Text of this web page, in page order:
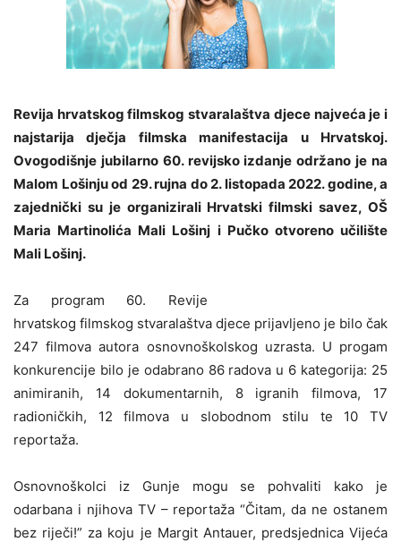
Revija hrvatskog filmskog stvaralaštva djece najveća je i
najstarija dječja filmska manifestacija u Hrvatskoj.
Ovogodišnje jubilarno 60. revijsko izdanje održano je na
Malom Lošinju od 29. rujna do 2. listopada 2022. godine, a
zajednički su je organizirali Hrvatski filmski savez, OŠ
Maria Martinolića Mali Lošinj i Pučko otvoreno učilište
Mali Lošinj.
Za program 60. Revije
hrvatskog filmskog stvaralaštva djece prijavljeno je bilo čak
247 filmova autora osnovnoškolskog uzrasta. U progam
konkurencije bilo je odabrano 86 radova u 6 kategorija: 25
animiranih, 14 dokumentarnih, 8 igranih filmova, 17
radioničkih, 12 filmova u slobodnom stilu te 10 TV
reportaža.
Osnovnoškolci iz Gunje mogu se pohvaliti kako je
odarbana i njihova TV – reportaža “Čitam, da ne ostanem
bez riječi!” za koju je Margit Antauer, predsjednica Vijeća